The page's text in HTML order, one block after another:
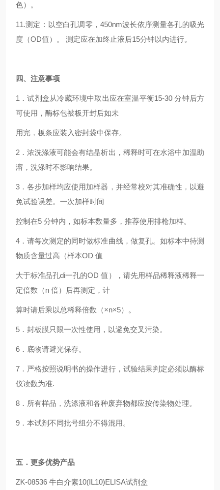
色）。
11.测定：以空白孔调零，450nm波长依序测量各孔的吸光
度（OD值）。 测定应在加终止液后15分钟以内进行。
四、注意事项
1．试剂盒从冷藏环境中取出应在室温平衡15-30 分钟后方
可使用，酶标包被板开封后如未
用完，板条应装入密封袋中保存。
2．浓洗涤液可能会有结晶析出，稀释时可在水浴中加温助
溶，洗涤时不影响结果。
3．各步加样均应使用加样器，并经常校对其准确性，以避
免试验误差。一次加样时间
控制在5 分钟内，如标本数量多，推荐使用排枪加样。
4．请每次测定的同时做标准曲线，做复孔。如标本中待测
物质含量过高（样本OD 值
大于标准品孔di一孔的OD 值），请先用样品稀释液稀释一
定倍数（n 倍）后再测定，计
算时请后乘以总稀释倍数（×n×5）。
5．封板膜只限一次性使用，以避免交叉污染。
6．底物请避光保存。
7．严格按照说明书的操作进行，试验结果判定必须以酶标
仪读数为准.
8．所有样品，洗涤液和各种废弃物都应按传染物处理。
9．本试剂不同批号组分不得混用。
五 ．更多优势产品
ZK-08536 牛白介素10(IL10)ELISA试剂盒